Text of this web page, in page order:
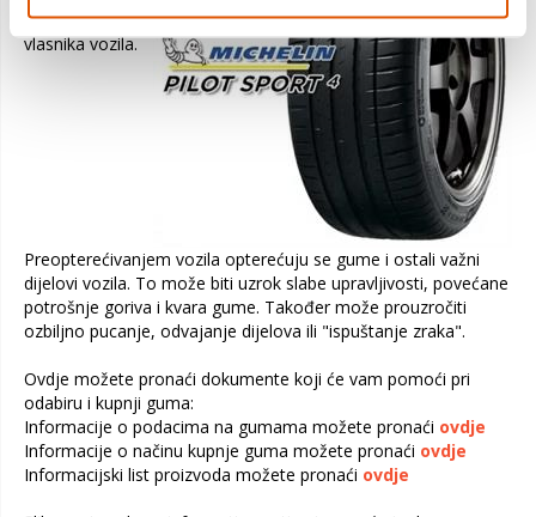
priručniku za
vlasnika vozila.
Preopterećivanjem vozila opterećuju se gume i ostali važni
dijelovi vozila. To može biti uzrok slabe upravljivosti, povećane
potrošnje goriva i kvara gume. Također može prouzročiti
ozbiljno pucanje, odvajanje dijelova ili "ispuštanje zraka".
Ovdje možete pronaći dokumente koji će vam pomoći pri
odabiru i kupnji guma:
Informacije o podacima na gumama možete pronaći ovdje
Informacije o načinu kupnje guma možete pronaći ovdje
Informacijski list proizvoda možete pronaći ovdje